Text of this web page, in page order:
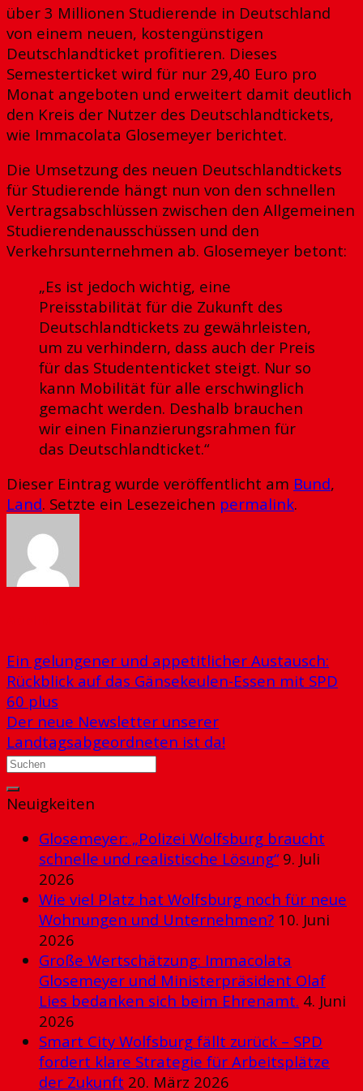
über 3 Millionen Studierende in Deutschland
von einem neuen, kostengünstigen
Deutschlandticket profitieren. Dieses
Semesterticket wird für nur 29,40 Euro pro
Monat angeboten und erweitert damit deutlich
den Kreis der Nutzer des Deutschlandtickets,
wie Immacolata Glosemeyer berichtet.
Die Umsetzung des neuen Deutschlandtickets
für Studierende hängt nun von den schnellen
Vertragsabschlüssen zwischen den Allgemeinen
Studierendenausschüssen und den
Verkehrsunternehmen ab. Glosemeyer betont:
„Es ist jedoch wichtig, eine
Preisstabilität für die Zukunft des
Deutschlandtickets zu gewährleisten,
um zu verhindern, dass auch der Preis
für das Studententicket steigt. Nur so
kann Mobilität für alle erschwinglich
gemacht werden. Deshalb brauchen
wir einen Finanzierungsrahmen für
das Deutschlandticket.“
Dieser Eintrag wurde veröffentlicht am Bund,
Land. Setzte ein Lesezeichen permalink.
Ein gelungener und appetitlicher Austausch:
Rückblick auf das Gänsekeulen-Essen mit SPD
60 plus
Der neue Newsletter unserer
Landtagsabgeordneten ist da!
Neuigkeiten
Glosemeyer: „Polizei Wolfsburg braucht
schnelle und realistische Lösung“ 9. Juli
2026
Wie viel Platz hat Wolfsburg noch für neue
Wohnungen und Unternehmen? 10. Juni
2026
Große Wertschätzung: Immacolata
Glosemeyer und Ministerpräsident Olaf
Lies bedanken sich beim Ehrenamt. 4. Juni
2026
Smart City Wolfsburg fällt zurück – SPD
fordert klare Strategie für Arbeitsplätze
der Zukunft 20. März 2026